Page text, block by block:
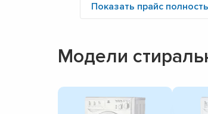
Показать прайс
Модели